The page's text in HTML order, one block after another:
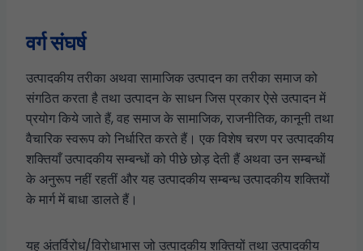
वर्ग संघर्ष
उत्पादकीय तरीका अथवा सामाजिक उत्पादन का तरीका समाज को
संगठित करता है तथा उत्पादन के साधन जिस प्रकार ऐसे उत्पादन में
प्रयोग किये जाते हैं, वह समाज के सामाजिक, राजनीतिक, कानूनी तथा
वैचारिक स्वरूप को निर्धारित करते हैं। एक विशेष चरण पर उत्पादकीय
शक्तियाँ उत्पादकीय सम्बन्धों को पीछे छोड़ देती हैं अथवा उन सम्बन्धों
के अनुरूप नहीं रहतीं और यह उत्पादकीय सम्बन्ध उत्पादकीय शक्तियों
के मार्ग में बाधा डालते हैं।
यह अंतर्विरोध/विरोधाभास जो उत्पादकीय शक्तियों तथा उत्पादकीय